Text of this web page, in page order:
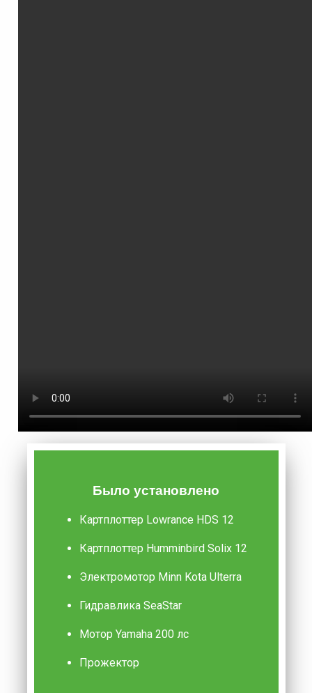
Было установлено
Картплоттер Lowrance HDS 12
Картплоттер Humminbird Solix 12
Электромотор Minn Kota Ulterra
Гидравлика SeaStar
Мотор Yamaha 200 лс
Прожектор